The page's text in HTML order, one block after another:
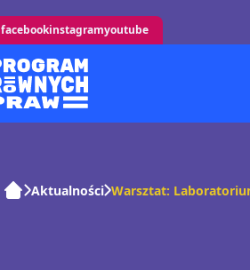
facebookinstagramyoutube
Aktualności Warsztat: